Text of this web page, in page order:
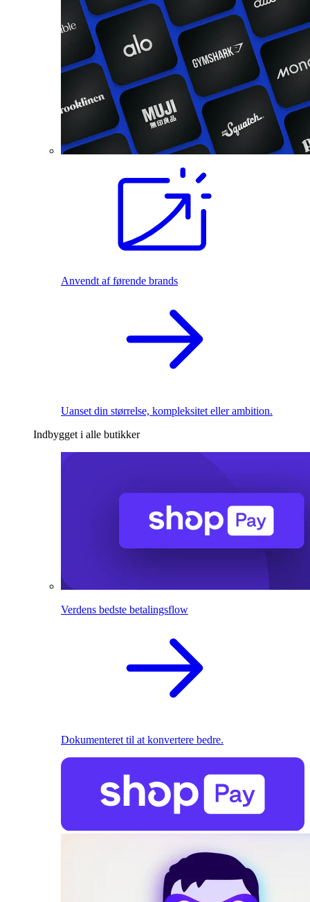
Anvendt af førende brands
Uanset din størrelse, kompleksitet eller ambition.
Indbygget i alle butikker
Verdens bedste betalingsflow
Dokumenteret til at konvertere bedre.